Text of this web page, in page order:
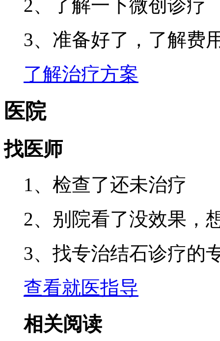
2、了解一下微创诊疗
3、准备好了，了解费
了解治疗方案
医院
找医师
1、检查了还未治疗
2、别院看了没效果，
3、找专治结石诊疗的
查看就医指导
相关阅读